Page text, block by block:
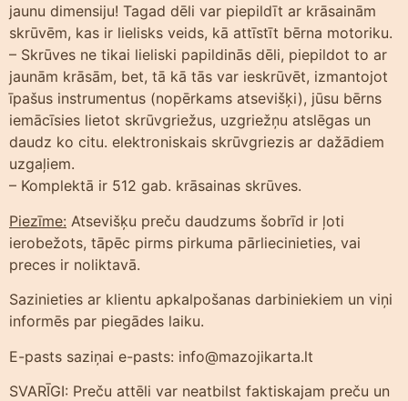
jaunu dimensiju! Tagad dēli var piepildīt ar krāsainām
skrūvēm, kas ir lielisks veids, kā attīstīt bērna motoriku.
– Skrūves ne tikai lieliski papildinās dēli, piepildot to ar
jaunām krāsām, bet, tā kā tās var ieskrūvēt, izmantojot
īpašus instrumentus (nopērkams atsevišķi), jūsu bērns
iemācīsies lietot skrūvgriežus, uzgriežņu atslēgas un
daudz ko citu. elektroniskais skrūvgriezis ar dažādiem
uzgaļiem.
– Komplektā ir 512 gab. krāsainas skrūves.
Piezīme: Atsevišķu preču daudzums šobrīd ir ļoti
ierobežots, tāpēc pirms pirkuma pārliecinieties, vai
preces ir noliktavā.
Sazinieties ar klientu apkalpošanas darbiniekiem un viņi
informēs par piegādes laiku.
E-pasts saziņai e-pasts: info@mazojikarta.lt
SVARĪGI: Preču attēli var neatbilst faktiskajam preču un